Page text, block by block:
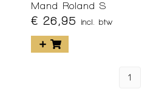
Mand Roland S
€ 26,95 incl. btw
1